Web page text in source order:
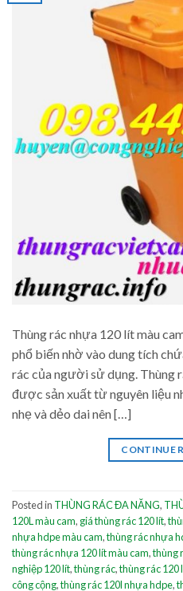
Thùng rác nhựa 120 lít màu
phổ biến nhờ vào dung tích
rác của người sử dụng. Thùng
được sản xuất từ nguyên liệu
nhẹ và dẻo dai nên […]
CONTINUE
Posted in THÙNG RÁC ĐA NĂNG,
120L màu cam, giá thùng rác 120 lít,
nhựa hdpe màu cam,thùng rác nhựa
thùng rác nhựa 120 lít màu cam,thùng
nghiệp 120 lít,thùng rác,thùng rác 120
công cộng,thùng rác 120l nhựa hdpe,